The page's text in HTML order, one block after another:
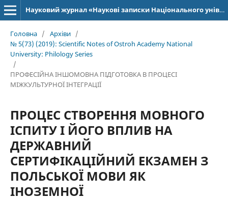
Науковий журнал «Наукові записки Національного університету «Острозька академія»: серія «Філологія»
Головна / Архіви /
№ 5(73) (2019): Scientific Notes of Ostroh Academy National
University: Philology Series
/
ПРОФЕСІЙНА ІНШОМОВНА ПІДГОТОВКА В ПРОЦЕСІ
МІЖКУЛЬТУРНОЇ ІНТЕГРАЦІЇ
ПРОЦЕС СТВОРЕННЯ МОВНОГО
ІСПИТУ І ЙОГО ВПЛИВ НА
ДЕРЖАВНИЙ
СЕРТИФІКАЦІЙНИЙ ЕКЗАМЕН З
ПОЛЬСЬКОЇ МОВИ ЯК
ІНОЗЕМНОЇ